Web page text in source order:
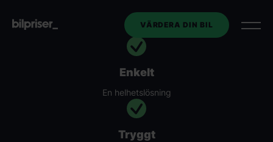
VÄRDERA DIN BIL
Utköp av tjänstebil
Företagstjänster
Enkelt
En helhetslösning
Tryggt